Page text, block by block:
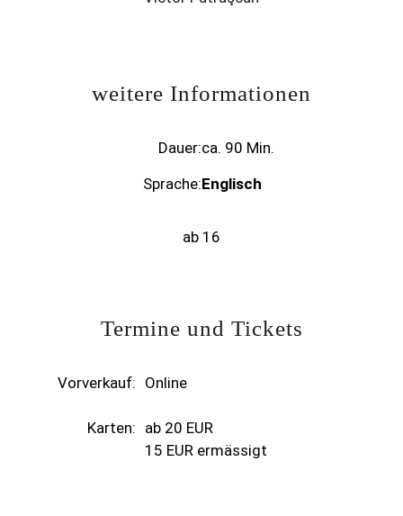
weitere Informationen
Dauer:ca. 90 Min.
Sprache:Englisch
ab 16
Termine und Tickets
Vorverkauf: Online
Karten: ab 20 EUR
15 EUR ermässigt